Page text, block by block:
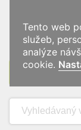
Tento web
služeb,
analýze
cookie.